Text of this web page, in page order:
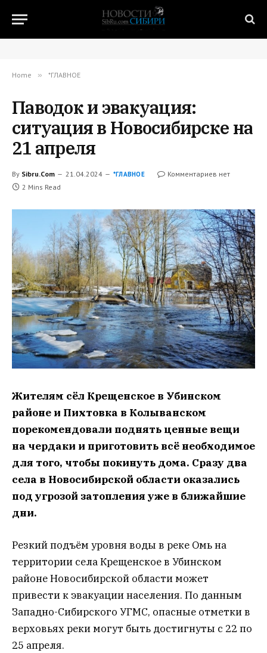
Home » *ГЛАВНОЕ
Паводок и эвакуация:
ситуация в Новосибирске на
21 апреля
By Sibru.Com 21.04.2024 *ГЛАВНОЕ
Комментариев нет
2 Mins Read
Жителям сёл Крещенское в Убинском
районе и Пихтовка в Колыванском
порекомендовали поднять ценные вещи
на чердаки и приготовить всё необходимое
для того, чтобы покинуть дома. Сразу два
села в Новосибирской области оказались
под угрозой затопления уже в ближайшие
дни.
Резкий подъём уровня воды в реке Омь на
территории села Крещенское в Убинском
районе Новосибирской области может
привести к эвакуации населения. По данным
Западно-Сибирского УГМС, опасные отметки в
верховьях реки могут быть достигнуты с 22 по
25 апреля.